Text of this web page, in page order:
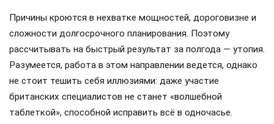
Причины кроются в нехватке мощностей, дороговизне и
сложности долгосрочного планирования. Поэтому
рассчитывать на быстрый результат за полгода — утопия.
Разумеется, работа в этом направлении ведется, однако
не стоит тешить себя иллюзиями: даже участие
британских специалистов не станет «волшебной
таблеткой», способной исправить всё в одночасье.